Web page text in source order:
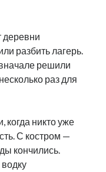
деревни
разбить лагерь.
решили
раз для
когда никто уже
С костром —
кончились.